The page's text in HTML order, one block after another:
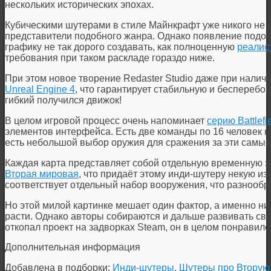
нескольких исторических эпохах.
Кубическими шутерами в стиле Майнкрафт уже никого
представители подобного жанра. Однако появление
графику не так дорого создавать, как полноценную
требования при таком раскладе гораздо ниже.
При этом новое творение Redaster Studio даже при
Unreal Engine 4, что гарантирует стабильную и
гибкий получился движок!
В целом игровой процесс очень напоминает серию
элементов интерфейса. Есть две команды по 16 человек
есть небольшой выбор оружия для сражения за эти самые
Каждая карта представляет собой отдельную временную
Вторая мировая, что придаёт этому инди-шутеру некую
соответствует отдельный набор вооружения, что
Но этой милой картинке мешает один фактор, а именно
расти. Однако авторы собираются и дальше развивать
откопал проект на задворках Steam, он в целом
Дополнительная информация
Добавлена в подборки: Инди-шутеры, Шутеры про